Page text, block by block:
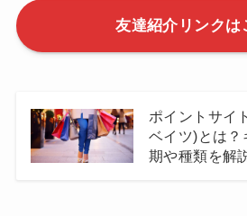
友達紹介リンクは
ポイントサイ
ベイツ)とは
期や種類を解